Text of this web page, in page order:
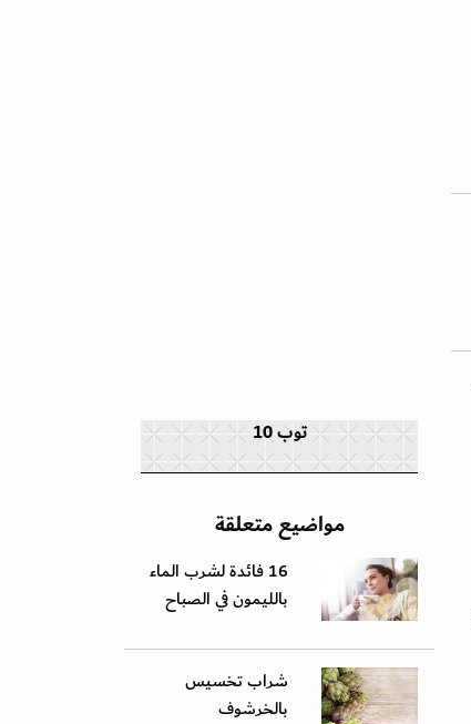
توب 10
مواضيع متعلقة
16 فائدة لشرب الماء
بالليمون في الصباح
شراب تخسيس
بالخرشوف